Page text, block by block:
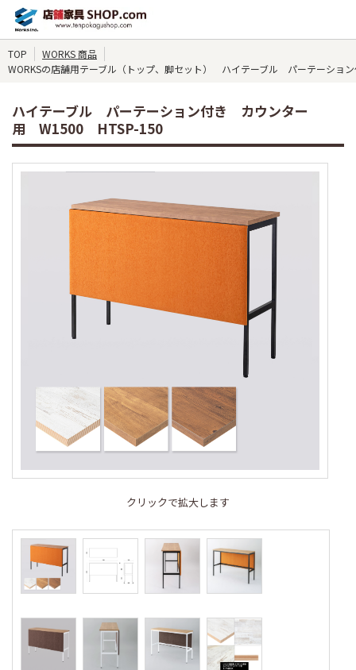
TOP
WORKS 商品
WORKSの店舗用テーブル（トップ、脚セット） ハイテーブル パーテーシ
ハイテーブル パーテーション付き カウンター
用 W1500 HTSP-150
クリックで拡大します